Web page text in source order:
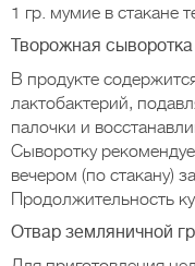
1 гр. мумие в стакане
Творожная сыворотка
В продукте
лактобактерий,
палочки и
Сыворотку
вечером (по стакану)
Продолжительность
Отвар земляничной